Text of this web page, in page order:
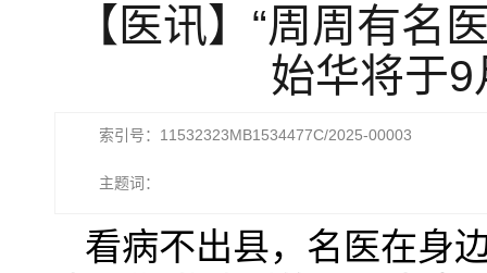
【医讯】“周周有
始华将于
索引号：11532323MB1534477C/2025-00003
主题词：
看病不出县，名医在身